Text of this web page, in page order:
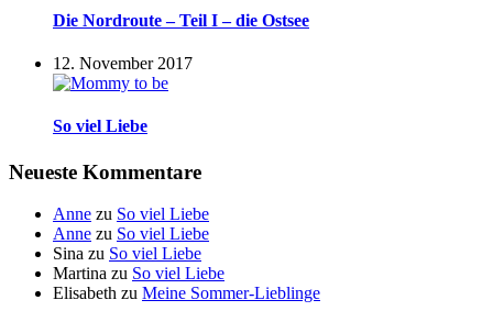
Die Nordroute – Teil I – die Ostsee
12. November 2017
So viel Liebe
Neueste Kommentare
Anne zu So viel Liebe
Anne zu So viel Liebe
Sina zu So viel Liebe
Martina zu So viel Liebe
Elisabeth zu Meine Sommer-Lieblinge